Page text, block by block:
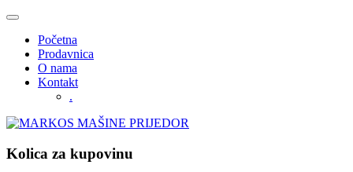
Početna
Prodavnica
O nama
Kontakt
.
Kolica za kupovinu